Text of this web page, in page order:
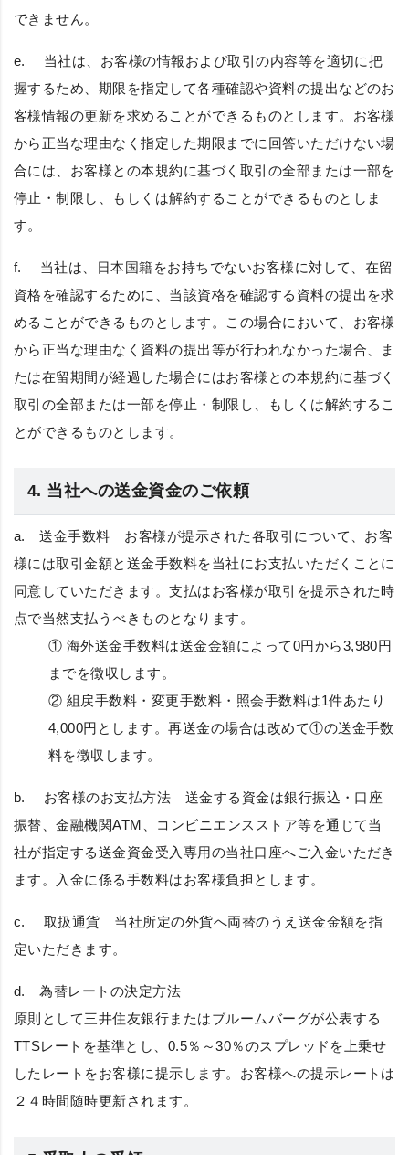
できません。
e. 当社は、お客様の情報および取引の内容等を適切に把
握するため、期限を指定して各種確認や資料の提出などのお
客様情報の更新を求めることができるものとします。お客様
から正当な理由なく指定した期限までに回答いただけない場
合には、お客様との本規約に基づく取引の全部または一部を
停止・制限し、もしくは解約することができるものとしま
す。
f. 当社は、日本国籍をお持ちでないお客様に対して、在留
資格を確認するために、当該資格を確認する資料の提出を求
めることができるものとします。この場合において、お客様
から正当な理由なく資料の提出等が行われなかった場合、ま
たは在留期間が経過した場合にはお客様との本規約に基づく
取引の全部または一部を停止・制限し、もしくは解約するこ
とができるものとします。
4. 当社への送金資金のご依頼
a.送金手数料 お客様が提示された各取引について、お客
様には取引金額と送金手数料を当社にお支払いただくことに
同意していただきます。支払はお客様が取引を提示された時
点で当然支払うべきものとなります。
① 海外送金手数料は送金金額によって0円から3,980円
までを徴収します。
② 組戻手数料・変更手数料・照会手数料は1件あたり
4,000円とします。再送金の場合は改めて①の送金手数
料を徴収します。
b. お客様のお支払方法 送金する資金は銀行振込・口座
振替、金融機関ATM、コンビニエンスストア等を通じて当
社が指定する送金資金受入専用の当社口座へご入金いただき
ます。入金に係る手数料はお客様負担とします。
c. 取扱通貨 当社所定の外貨へ両替のうえ送金金額を指
定いただきます。
d.為替レートの決定方法
原則として三井住友銀行またはブルームバーグが公表する
TTSレートを基準とし、0.5％～30％のスプレッドを上乗せ
したレートをお客様に提示します。お客様への提示レートは
２４時間随時更新されます。